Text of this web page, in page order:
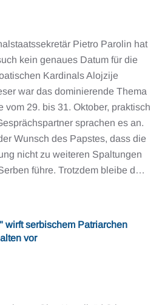
Pietro Parolin hat
kein genaues Datum für die
Kardinals Alojzije
war das dominierende Thema
vom 29. bis 31. Oktober, praktisch
sprachen es an.
Wunsch des Papstes, dass die
nicht zu weiteren Spaltungen
führe. Trotzdem bleibe d…
wirft serbischem Patriarchen
vor